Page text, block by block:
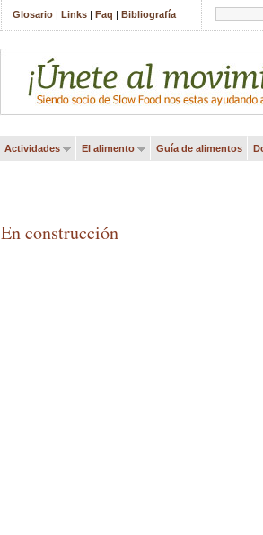
Glosario | Links | Faq | Bibliografía
Actividades El alimento Guía de alimentos
En construcción